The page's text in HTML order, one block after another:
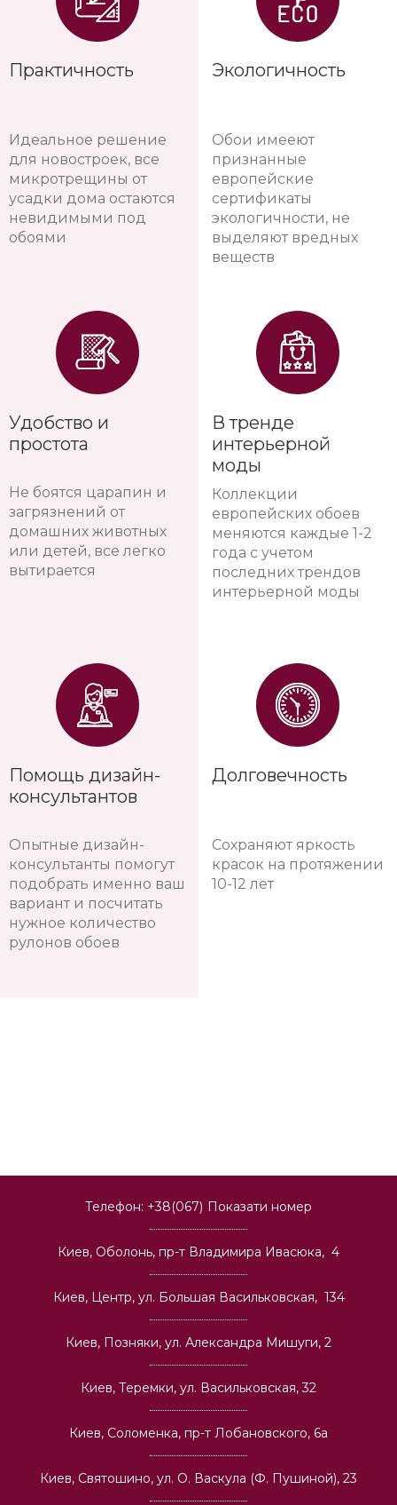
Практичность
Идеальное решение
для новостроек, все
микротрещины от
усадки дома остаются
невидимыми под
обоями
Удобство и
простота
Не боятся царапин и
загрязнений от
домашних животных
или детей, все легко
вытирается
Помощь дизайн-
консультантов
Опытные дизайн-
консультанты помогут
подобрать именно ваш
вариант и посчитать
нужное количество
рулонов обоев
Экологичность
Обои имееют
признанные
европейские
сертификаты
экологичности, не
выделяют вредных
веществ
В тренде
интерьерной
моды
Коллекции
европейских обоев
меняются каждые 1-2
года с учетом
последних трендов
интерьерной моды
Долговечность
Сохраняют яркость
красок на протяжении
10-12 лет
Телефон: +38(067) Показати номер
Киев, Оболонь, пр-т Владимира Ивасюка, 4
Киев, Центр, ул. Большая Васильковская, 134
Киев, Позняки, ул. Александра Мишуги, 2
Киев, Теремки, ул. Васильковская, 32
Киев, Соломенка, пр-т Лобановского, 6а
Киев, Святошино, ул. О. Васкула (Ф. Пушиной), 23